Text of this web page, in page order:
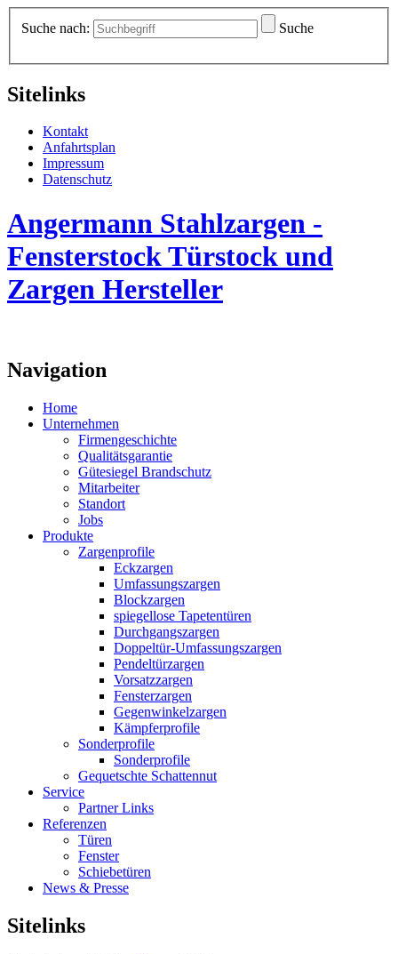
Suche nach: Suche
Sitelinks
Kontakt
Anfahrtsplan
Impressum
Datenschutz
Angermann Stahlzargen -
Fensterstock Türstock und
Zargen Hersteller
Navigation
Home
Unternehmen
Firmengeschichte
Qualitätsgarantie
Gütesiegel Brandschutz
Mitarbeiter
Standort
Jobs
Produkte
Zargenprofile
Eckzargen
Umfassungszargen
Blockzargen
spiegellose Tapetentüren
Durchgangszargen
Doppeltür-Umfassungszargen
Pendeltürzargen
Vorsatzzargen
Fensterzargen
Gegenwinkelzargen
Kämpferprofile
Sonderprofile
Sonderprofile
Gequetschte Schattennut
Service
Partner Links
Referenzen
Türen
Fenster
Schiebetüren
News & Presse
Sitelinks